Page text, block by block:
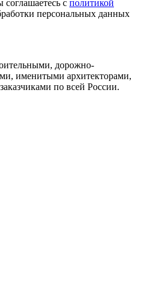
с политикой
персональных данных
дорожно-
именитыми архитекторами,
по всей России.